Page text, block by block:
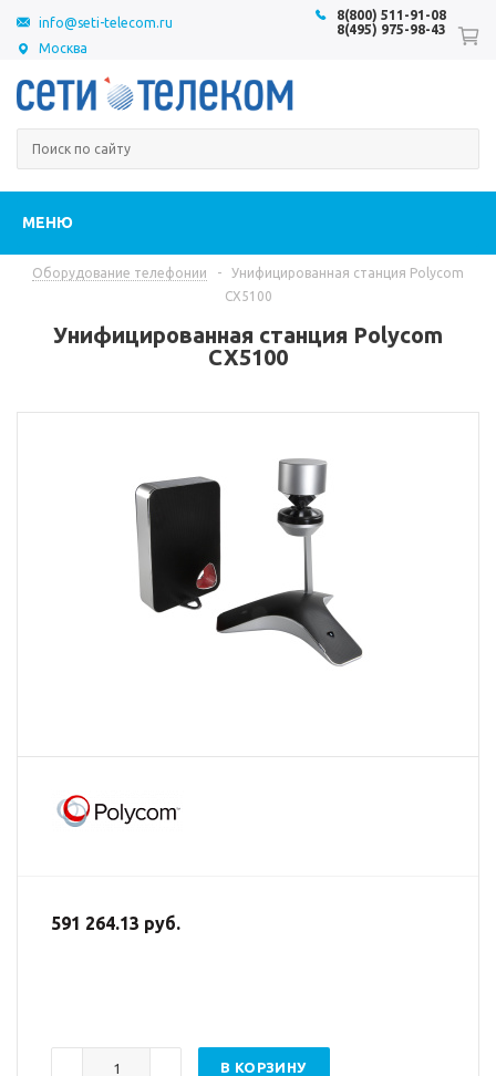
Москва
8(800) 511-91-08
8(495) 975-98-43
info@seti-telecom.ru
МЕНЮ
Оборудование телефонии -
Унифицированная станция Polycom
CX5100
Унифицированная станция Polycom
CX5100
591 264.13 руб.
В КОРЗИНУ